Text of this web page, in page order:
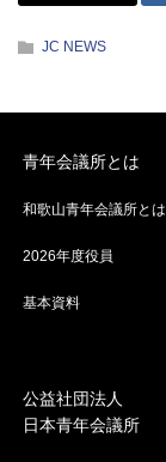
JC NEWS
青年会議所とは
和歌山青年会議所とは
2026年度役員
基本資料
公益社団法人
日本青年会議所